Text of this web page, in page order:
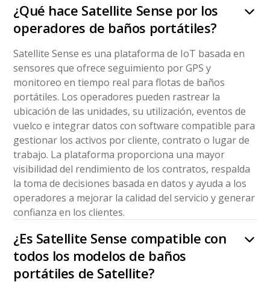
¿Qué hace Satellite Sense por los
operadores de baños portátiles?
Satellite Sense es una plataforma de IoT basada en
sensores que ofrece seguimiento por GPS y
monitoreo en tiempo real para flotas de baños
portátiles. Los operadores pueden rastrear la
ubicación de las unidades, su utilización, eventos de
vuelco e integrar datos con software compatible para
gestionar los activos por cliente, contrato o lugar de
trabajo. La plataforma proporciona una mayor
visibilidad del rendimiento de los contratos, respalda
la toma de decisiones basada en datos y ayuda a los
operadores a mejorar la calidad del servicio y generar
confianza en los clientes.
¿Es Satellite Sense compatible con
todos los modelos de baños
portátiles de Satellite?